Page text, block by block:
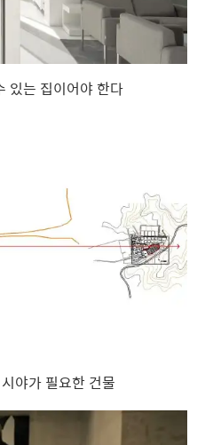
있는 집이어야 한다
야가 필요한 건물